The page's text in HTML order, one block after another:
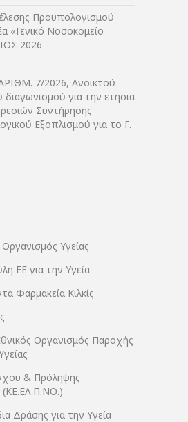
Προϋπολογισμού
«Γενικό Νοσοκομείο
2026
7/2026, Ανοικτού
διαγωνισμού για την ετήσια
Συντήρησης
Εξοπλισμού για το Γ.
Υγείας
ΕΕ για την Υγεία
Φαρμακεία Κιλκίς
Οργανισμός Παροχής
& Πρόληψης
Δράσης για την Υγεία